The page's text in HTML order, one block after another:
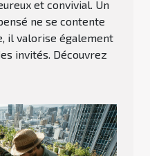
et convivial. Un
ne se contente
il valorise également
invités. Découvrez